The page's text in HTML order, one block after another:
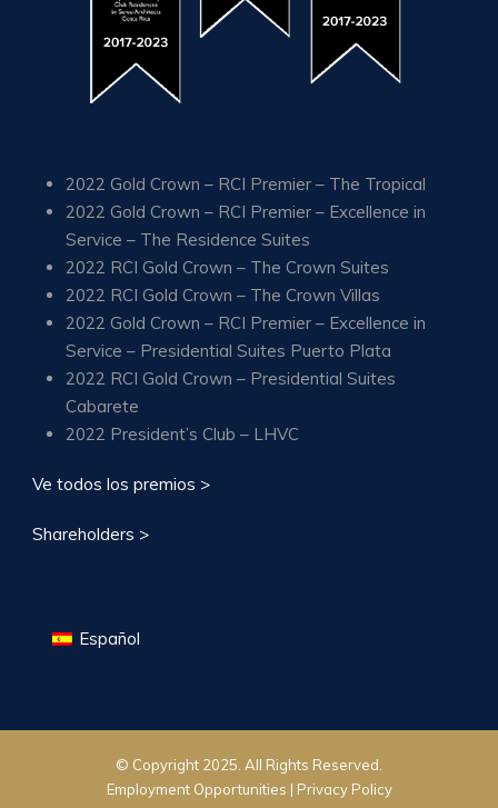
2022 Gold Crown – RCI Premier – The Tropical
2022 Gold Crown – RCI Premier – Excellence in
Service – The Residence Suites
2022 RCI Gold Crown – The Crown Suites
2022 RCI Gold Crown – The Crown Villas
2022 Gold Crown – RCI Premier – Excellence in
Service – Presidential Suites Puerto Plata
2022 RCI Gold Crown – Presidential Suites
Cabarete
2022 President’s Club – LHVC
Ve todos los premios >
Shareholders >
Español
© Copyright 2025. All Rights Reserved.
Employment Opportunities | Privacy Policy